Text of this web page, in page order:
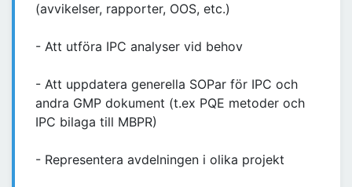
(avvikelser, rapporter, OOS, etc.)
- Att utföra IPC analyser vid behov
- Att uppdatera generella SOPar för IPC och
andra GMP dokument (t.ex PQE metoder och
IPC bilaga till MBPR)
- Representera avdelningen i olika projekt